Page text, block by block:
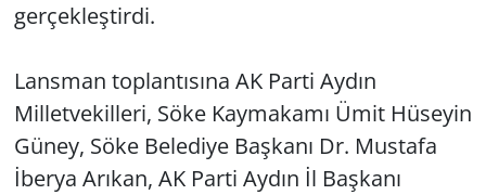
gerçekleştirdi.
Lansman toplantısına AK Parti Aydın
Milletvekilleri, Söke Kaymakamı Ümit Hüseyin
Güney, Söke Belediye Başkanı Dr. Mustafa
İberya Arıkan, AK Parti Aydın İl Başkanı